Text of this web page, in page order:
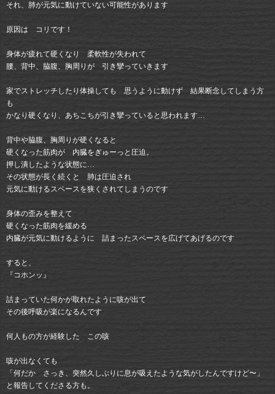
それ、肺が元気に動けていない可能性があります
原因は コリです！
身体が疲れて硬くなり 柔軟性が失われて
腰、背中、脇腹、胸周りが 引き攣っていきます
家でストレッチしたり体操しても 思うように動けず 結果断念してしまう方
も
かなり硬くなり、あちこちが引き攣っていると思われます…
背中や脇腹、胸周りが硬くなると
硬くなった筋肉が 内臓をぎゅーっと圧迫。
押し潰したような状態に…
その状態が長く続くと 肺は圧迫され
元気に動けるスペースを狭くされてしまうのです
身体の歪みを整えて
硬くなった筋肉を緩める
内臓が元気に動けるように 詰まったスペースを広げてあげるのです
すると、
『コホンッ』
詰まっていた何かが取れたように咳が出て
その後呼吸が楽になるんです
何人もの方が経験した この咳
咳が出なくても
「何だか さっき、突然久しぶりに息が吸えたような気がしたんですけど〜」
と報告してくださる方も。